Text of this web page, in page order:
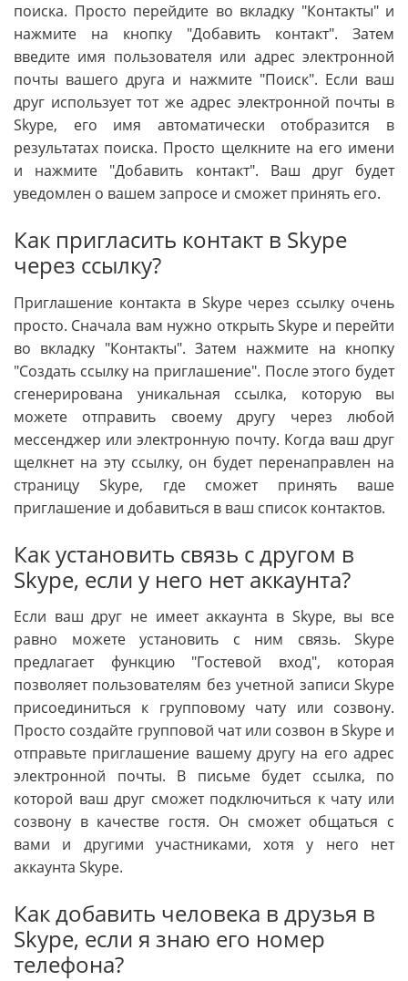
поиска. Просто перейдите во вкладку "Контакты" и
нажмите на кнопку "Добавить контакт". Затем
введите имя пользователя или адрес электронной
почты вашего друга и нажмите "Поиск". Если ваш
друг использует тот же адрес электронной почты в
Skype, его имя автоматически отобразится в
результатах поиска. Просто щелкните на его имени
и нажмите "Добавить контакт". Ваш друг будет
уведомлен о вашем запросе и сможет принять его.
Как пригласить контакт в Skype
через ссылку?
Приглашение контакта в Skype через ссылку очень
просто. Сначала вам нужно открыть Skype и перейти
во вкладку "Контакты". Затем нажмите на кнопку
"Создать ссылку на приглашение". После этого будет
сгенерирована уникальная ссылка, которую вы
можете отправить своему другу через любой
мессенджер или электронную почту. Когда ваш друг
щелкнет на эту ссылку, он будет перенаправлен на
страницу Skype, где сможет принять ваше
приглашение и добавиться в ваш список контактов.
Как установить связь с другом в
Skype, если у него нет аккаунта?
Если ваш друг не имеет аккаунта в Skype, вы все
равно можете установить с ним связь. Skype
предлагает функцию "Гостевой вход", которая
позволяет пользователям без учетной записи Skype
присоединиться к групповому чату или созвону.
Просто создайте групповой чат или созвон в Skype и
отправьте приглашение вашему другу на его адрес
электронной почты. В письме будет ссылка, по
которой ваш друг сможет подключиться к чату или
созвону в качестве гостя. Он сможет общаться с
вами и другими участниками, хотя у него нет
аккаунта Skype.
Как добавить человека в друзья в
Skype, если я знаю его номер
телефона?